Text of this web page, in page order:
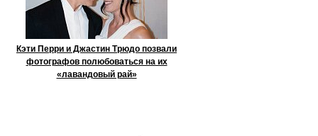
Кэти Перри и Джастин Трюдо позвали
фотографов полюбоваться на их
«лавандовый рай»